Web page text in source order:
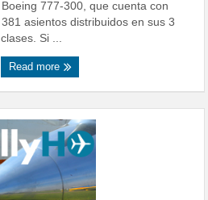
Boeing 777-300, que cuenta con
381 asientos distribuidos en sus 3
clases. Si ...
Read more